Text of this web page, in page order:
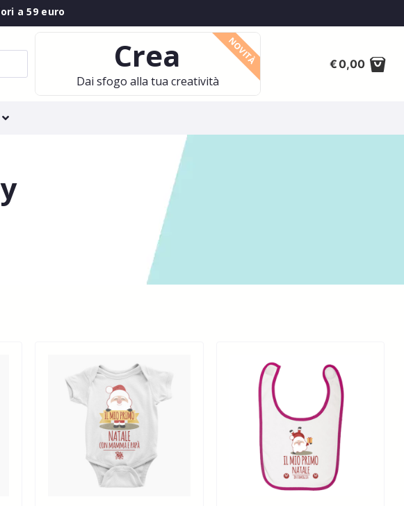
a 59 euro
Crea
Dai sfogo alla tua creatività
NOVITÀ 0,00
€